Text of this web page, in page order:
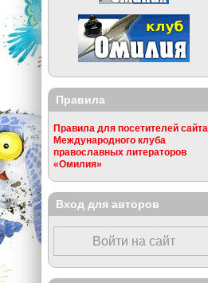
Правила
Правила для посетителей сайта
Международного клуба
православных литераторов
«Омилия»
Вход для авторов
Войти на сайт